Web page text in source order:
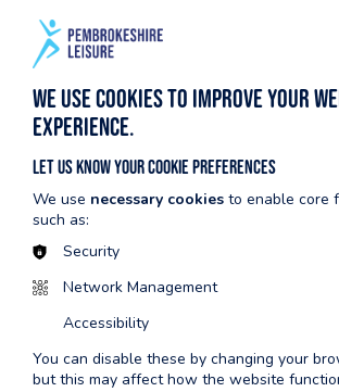
P'un a ydych chi'n trochi eich traed yn y
plymio i'r môr disglair, gallwch ymddiried yn
dŵr môr Sir Benfro. I gael rhagor o
ansawdd dŵr presennol ac awgrymiadau ar
trysorau arfordirol yn gyfrifol, edrychwch ar y
Penfroam fwy o wybodaeth am sut rydyn ni'n
Neu, gallwch weld yr wybodaeth
dolenni.
Dwr Cymru Welsh Water Storm
NRW
We use cookies to improve your
experience.
Let us know your cookie preferences
We use necessary cookies to enable core
such as:
Security
Network Management
Accessibility
You can disable these by changing your
but this may affect how the website